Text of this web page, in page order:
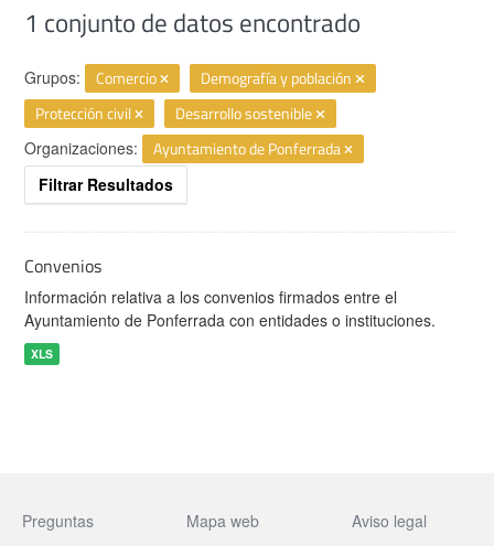
1 conjunto de datos encontrado
Grupos: Comercio
Demografía y población
Protección civil
Desarrollo sostenible
Organizaciones: Ayuntamiento de Ponferrada
Filtrar Resultados
Convenios
Información relativa a los convenios firmados entre el
Ayuntamiento de Ponferrada con entidades o instituciones.
XLS
Preguntas
Mapa web Aviso legal